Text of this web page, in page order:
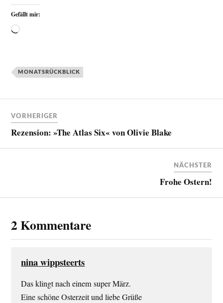
Gefällt mir:
MONATSRÜCKBLICK
VORHERIGER
Rezension: »The Atlas Six« von Olivie Blake
NÄCHSTER
Frohe Ostern!
2 Kommentare
nina wippsteerts
Das klingt nach einem super März.
Eine schöne Osterzeit und liebe Grüße